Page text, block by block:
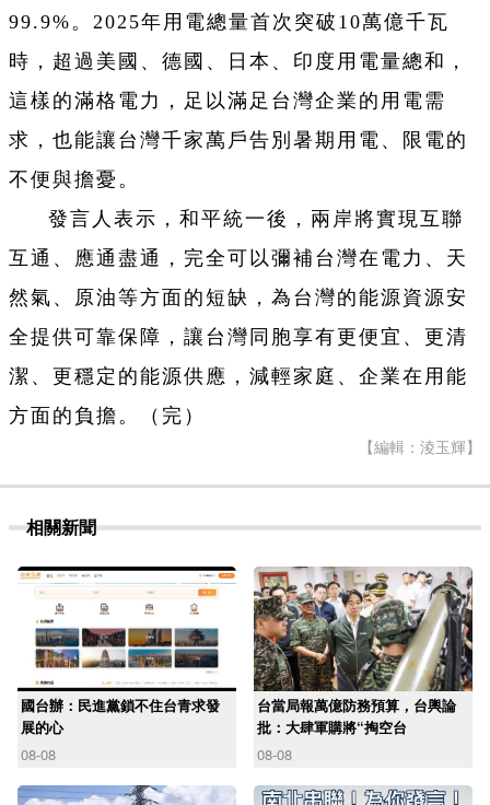
99.9%。2025年用電總量首次突破10萬億千瓦
時，超過美國、德國、日本、印度用電量總和，
這樣的滿格電力，足以滿足台灣企業的用電需
求，也能讓台灣千家萬戶告別暑期用電、限電的
不便與擔憂。
發言人表示，和平統一後，兩岸將實現互聯
互通、應通盡通，完全可以彌補台灣在電力、天
然氣、原油等方面的短缺，為台灣的能源資源安
全提供可靠保障，讓台灣同胞享有更便宜、更清
潔、更穩定的能源供應，減輕家庭、企業在用能
方面的負擔。（完）
【編輯：淩玉輝】
相關新聞
國台辦：民進黨鎖不住台青求發
展的心
08-08
台當局報萬億防務預算，台輿論
批：大肆軍購將“掏空台
08-08